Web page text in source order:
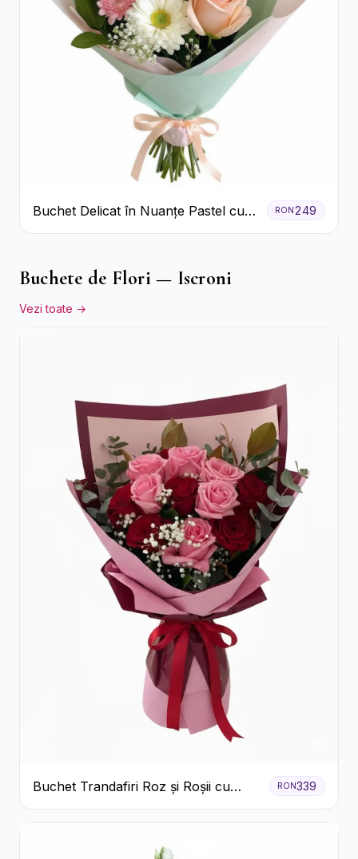
Buchet Delicat în Nuanțe Pastel cu
Trandafiri și Crizanteme Roz
RON249
Buchete de Flori — Iscroni
Vezi toate →
Buchet Trandafiri Roz și Roșii cu
Eucalipt și Gypsophila
RON339